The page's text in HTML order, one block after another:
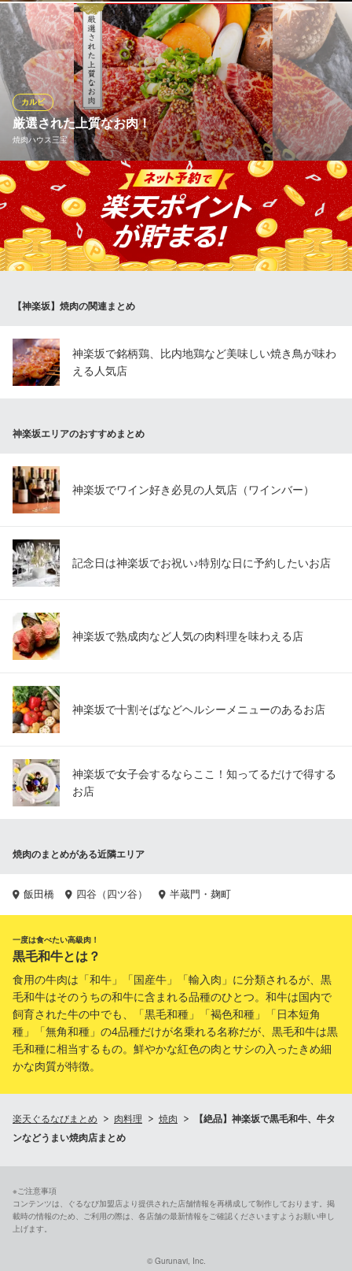
都営大江戸線牛込神楽坂駅 徒歩4分
東京都新宿区神楽坂3-6-44 神楽坂TKビル1F
鋭い目利きで選び抜いた上質な黒毛和牛とホルモンを堪能。とろ
けるような食感のタン、ぷりっとしたホルモンは焼肉好きにおす
すめ。黒毛和牛の上質な旨みは、焼肉通も唸るとびきりの美味し
さです。とろけるような食感のタンや、ジューシーなホルモン、
角が立つほど鮮度抜群のレバーなどを存分にお楽しみください。
焼肉神楽5‐1
神楽坂 隠れ家焼肉
地下鉄有楽町線飯田橋駅B3出口 徒歩7分
東京都新宿区神楽坂5-1
厳選された上質なお肉！
焼肉ハウス三宝
カルビ
当店のカルビは肉の繊維を見極め、最も美味しい厚みで一枚ずつ
丁寧にカット。 舌の上でほどけるような、究極の食感をお約束い
たします。
焼肉ハウス三宝
東京都新宿区岩戸町14 神楽坂不二ビル1F
【神楽坂】焼肉の関連まとめ
神楽坂で銘柄鶏、比内地鶏など美味しい焼き鳥が味わ
える人気店
神楽坂エリアのおすすめまとめ
神楽坂でワイン好き必見の人気店（ワインバー）
記念日は神楽坂でお祝い♪特別な日に予約したいお店
神楽坂で熟成肉など人気の肉料理を味わえる店
神楽坂で十割そばなどヘルシーメニューのあるお店
神楽坂で女子会するならここ！知ってるだけで得する
お店
焼肉のまとめがある近隣エリア
飯田橋 四谷（四ツ谷） 半蔵門・麹町
一度は食べたい高級肉！
黒毛和牛とは？
食用の牛肉は「和牛」「国産牛」「輸入肉」に分類されるが、黒
毛和牛はそのうちの和牛に含まれる品種のひとつ。和牛は国内で
飼育された牛の中でも、「黒毛和種」「褐色和種」「日本短角
種」「無角和種」の4品種だけが名乗れる名称だが、黒毛和牛は黒
毛和種に相当するもの。鮮やかな紅色の肉とサシの入ったきめ細
かな肉質が特徴。
楽天ぐるなびまとめ 肉料理 焼肉
【絶品】神楽坂で黒毛和牛、牛タ
ンなどうまい焼肉店まとめ
※ご注意事項
コンテンツは、ぐるなび加盟店より提供された店舗情報を再構成して制作しております。掲
載時の情報のため、ご利用の際は、各店舗の最新情報をご確認くださいますようお願い申し
上げます。
© Gurunavi, Inc.